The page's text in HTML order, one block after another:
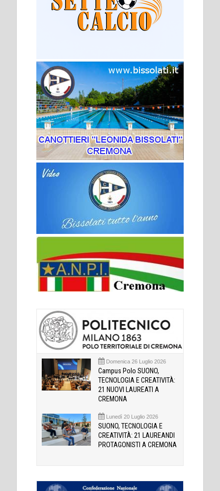
Domenica 26 Luglio 2026
Campus Polo SUONO,
TECNOLOGIA E CREATIVITÀ:
21 NUOVI LAUREATI A
CREMONA
Lunedì 20 Luglio 2026
SUONO, TECNOLOGIA E
CREATIVITÀ: 21 LAUREANDI
PROTAGONISTI A CREMONA